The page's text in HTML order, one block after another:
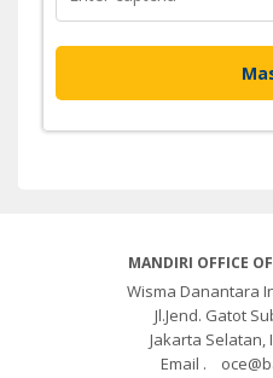
MANDIRI OFFICE
Wisma Danantara
Jl.Jend. Gatot
Jakarta Selatan,
Email .